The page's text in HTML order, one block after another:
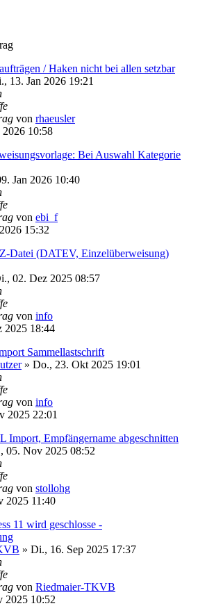
/ Haken nicht bei allen setzbar
13. Jan 2026 19:21
von rhaeusler
10:58
Bei Auswahl Kategorie
Jan 2026 10:40
von ebi_f
15:32
Datei (DATEV, Einzelüberweisung)
02. Dez 2025 08:57
von info
2025 18:44
Sammellastschrift
» Do., 23. Okt 2025 19:01
von info
2025 22:01
Import, Empfängername abgeschnitten
05. Nov 2025 08:52
von stollohg
2025 11:40
11 wird geschlosse -
» Di., 16. Sep 2025 17:37
von Riedmaier-TKVB
2025 10:52